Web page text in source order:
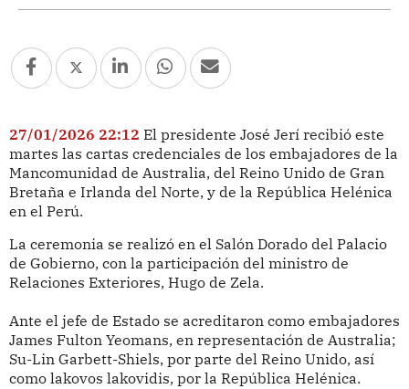
27/01/2026 22:12 El presidente José Jerí recibió este
martes las cartas credenciales de los embajadores de la
Mancomunidad de Australia, del Reino Unido de Gran
Bretaña e Irlanda del Norte, y de la República Helénica
en el Perú.
La ceremonia se realizó en el Salón Dorado del Palacio
de Gobierno, con la participación del ministro de
Relaciones Exteriores, Hugo de Zela.
Ante el jefe de Estado se acreditaron como embajadores
James Fulton Yeomans, en representación de Australia;
Su-Lin Garbett-Shiels, por parte del Reino Unido, así
como lakovos lakovidis, por la República Helénica.